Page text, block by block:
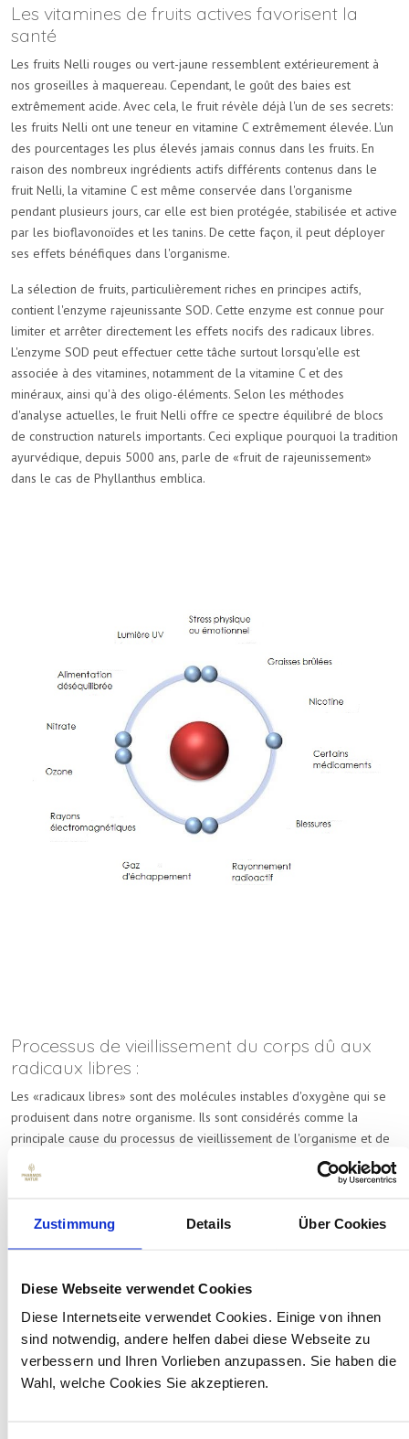
Zustimmung Details Über Cookies
Diese Webseite verwendet Cookies
Diese Internetseite verwendet Cookies. Einige von ihnen
sind notwendig, andere helfen dabei diese Webseite zu
verbessern und Ihren Vorlieben anzupassen. Sie haben die
Wahl, welche Cookies Sie akzeptieren.
Les vitamines de fruits actives favorisent la
santé
Les fruits Nelli rouges ou vert-jaune ressemblent extérieurement à
nos groseilles à maquereau. Cependant, le goût des baies est
extrêmement acide. Avec cela, le fruit révèle déjà l'un de ses secrets:
les fruits Nelli ont une teneur en vitamine C extrêmement élevée. L'un
des pourcentages les plus élevés jamais connus dans les fruits. En
raison des nombreux ingrédients actifs différents contenus dans le
fruit Nelli, la vitamine C est même conservée dans l'organisme
pendant plusieurs jours, car elle est bien protégée, stabilisée et active
par les bioflavonoïdes et les tanins. De cette façon, il peut déployer
ses effets bénéfiques dans l'organisme.
La sélection de fruits, particulièrement riches en principes actifs,
contient l'enzyme rajeunissante SOD. Cette enzyme est connue pour
limiter et arrêter directement les effets nocifs des radicaux libres.
L'enzyme SOD peut effectuer cette tâche surtout lorsqu'elle est
associée à des vitamines, notamment de la vitamine C et des
minéraux, ainsi qu'à des oligo-éléments. Selon les méthodes
d'analyse actuelles, le fruit Nelli offre ce spectre équilibré de blocs
de construction naturels importants. Ceci explique pourquoi la tradition
ayurvédique, depuis 5000 ans, parle de «fruit de rajeunissement»
dans le cas de Phyllanthus emblica.
Processus de vieillissement du corps dû aux
radicaux libres :
Les «radicaux libres» sont des molécules instables d'oxygène qui se
produisent dans notre organisme. Ils sont considérés comme la
principale cause du processus de vieillissement de l'organisme et de
la peau, des cheveux grisonnants et aussi la cause de nombreuses
maladies. Si la proportion de radicaux libres dans le corps est trop
de vieillissement dans tout l'organisme et dans la peau est accéléré.
travers des douleurs dans les articulations.
Une enzyme particulièrement efficace, la superoxyde dismutase
(SOD), est abondante dans le fruit NELLI. En combinaison avec la
vitamine C et les minéraux, en particulier le zinc, il protège
l'organisme humain des effets néfastes des radicaux libres.